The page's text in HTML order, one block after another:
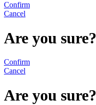
Confirm
Cancel
Are you sure?
Confirm
Cancel
Are you sure?